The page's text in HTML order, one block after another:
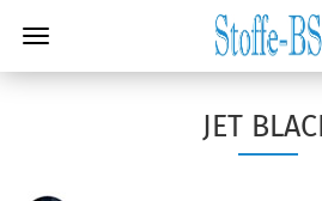
JET